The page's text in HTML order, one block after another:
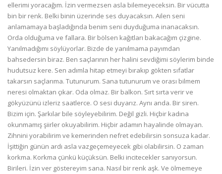
ellerimi yoracağım. İzin vermezsen asla bilemeyeceksin. Bir vücutta
bin bir renk. Belki binin üzerinde ses duyacaksın. Ailen seni
anlamamaya başladığında benim seni duyduğuma inanacaksın.
Orda olduğuma ve fallara. Bir bölsen kağıtları bakacağım çizgine.
Yanılmadığımı söylüyorlar. Bizde de yanılmama payımdan
bahsedersin biraz. Ben saçlarının her halini sevdiğimi söylerim binde
hudutsuz kere. Sen adımla hitap etmeyi bırakıp gökten sıfatlar
takarsın saçlarıma. Tutunurum. Sana tutunurum ve orası bilmem
neresi olmaktan çıkar. Oda olmaz. Bir balkon. Sırt sırta verir ve
gökyüzünü izleriz saatlerce. O sesi duyarız. Aynı anda. Bir siren.
Bizim için. Şarkılar bile söyleyebilirim. Değil gizli. Hiçbir kadına
okunmamış şiirler okuyabilirim. Hiçbir adamın hayalinde olmayan.
Zihnini yorabilirim ve kemerinden nefret edebilirsin sonsuza kadar.
İşittiğin günün ardı asla vazgeçemeyecek gibi olabilirsin. O zaman
korkma. Korkma çünkü küçüksün. Belki incitecekler sanıyorsun.
Birileri. İzin ver göstereyim sana. Nasıl bir renk aşk. Ve ölmemeye